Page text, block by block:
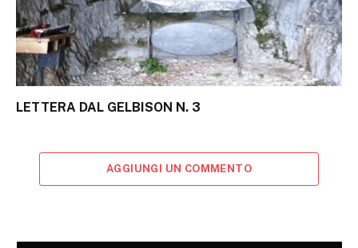
LETTERA DAL GELBISON N. 3
AGGIUNGI UN COMMENTO